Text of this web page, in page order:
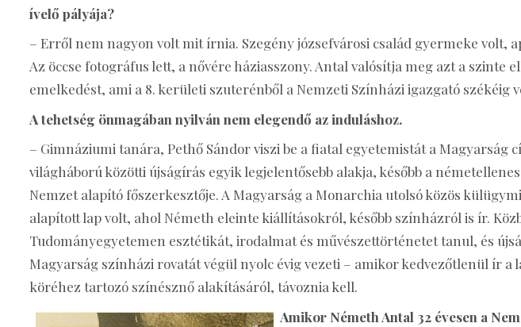
ívelő pályája?
– Erről nem nagyon volt mit írnia. Szegény józsefvárosi család gyermeke volt,
Az öccse fotográfus lett, a nővére háziasszony. Antal valósítja meg azt a szinte
emelkedést, ami a 8. kerületi szuterénből a Nemzeti Színházi igazgató székéig
A tehetség önmagában nyilván nem elegendő az induláshoz.
– Gimnáziumi tanára, Pethő Sándor viszi be a fiatal egyetemistát a Magyarság
világháború közötti újságírás egyik legjelentősebb alakja, később a
Nemzet alapító főszerkesztője. A Magyarság a Monarchia utolsó közös
alapított lap volt, ahol Németh eleinte kiállításokról, később színházról is ír.
Tudományegyetemen esztétikát, irodalmat és művészettörténetet tanul, és
Magyarság színházi rovatát végül nyolc évig vezeti – amikor kedvezőtlenül ír a
köréhez tartozó színésznő alakításáról, távoznia kell.
Amikor Németh Antal 32 évesen a